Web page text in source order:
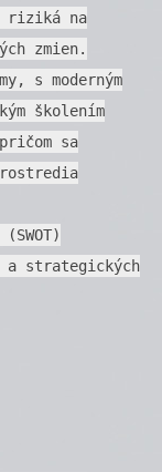
riziká na
zmien.
s moderným
školením
sa
a strategických